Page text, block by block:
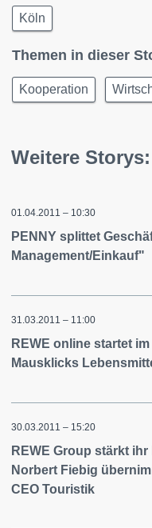
Köln
Themen in dieser
Kooperation
Weitere
01.04.2011 – 10:30
PENNY splittet
Management/Einkauf"
31.03.2011 – 11:00
REWE online startet
Mausklicks
30.03.2011 – 15:20
REWE Group stärkt
Norbert Fiebig
CEO Touristik